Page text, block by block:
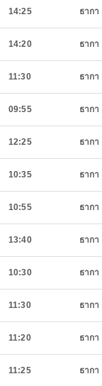
14:25 ธากา
14:20 ธากา
11:30 ธากา
09:55 ธากา
12:25 ธากา
10:35 ธากา
10:55 ธากา
13:40 ธากา
10:30 ธากา
11:30 ธากา
11:20 ธากา
11:25 ธากา